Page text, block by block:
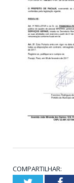
COMPARTILHAR: